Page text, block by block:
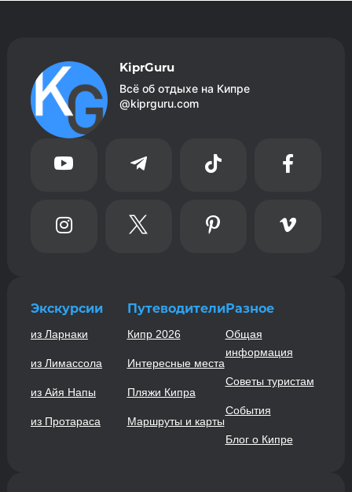
KiprGuru
Всё об отдыхе на Кипре
@kiprguru.com
   
   
Экскурсии
из Ларнаки
из Лимассола
из Айя Напы
из Протараса
Путеводители
Кипр 2026
Интересные места
Пляжи Кипра
Маршруты и карты
Разное
Общая
информация
Советы туристам
События
Блог о Кипре